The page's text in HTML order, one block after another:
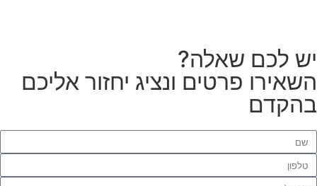
לכם שאלה?
פרטים ונציג יחזור אליכם